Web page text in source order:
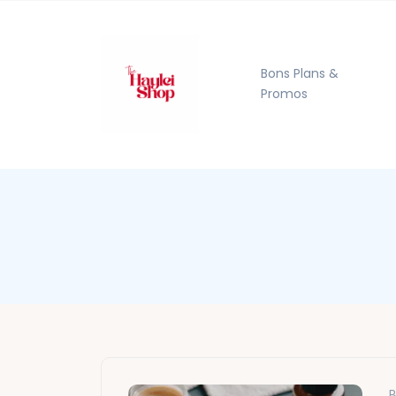
Bons Plans &
Promos